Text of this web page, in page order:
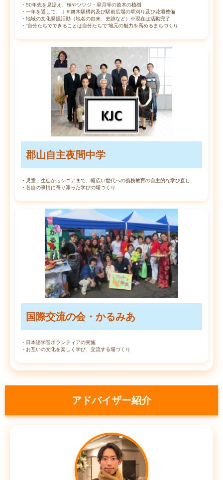
・50年先を見据え、桜やツツジ・皐月等の苗木の植樹
・一年を通して、ＪＲ舞木駅構内及び駅前広場の草刈り及び花壇整備
・地域の文化発掘活動（地名の由来、史跡など）※現在は活動完了
・“自分たちでできることは自分たちで”地元の魅力を高めるまちづくり
郡山自主夜間中学
・児童、生徒からシニアまで、幅広い世代への義務教育の自主的な学び直し
・各自の事情に寄り添った学びの場づくり
国際交流の会・かるみあ
・日本語学習ボランティアの実施
・お互いの文化を楽しく学び、交流する場づくり
アドバイザー紹介